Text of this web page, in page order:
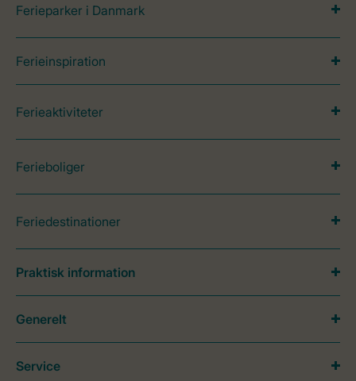
Ferieparker i Danmark
Ferieinspiration
Ferieaktiviteter
Ferieboliger
Feriedestinationer
Praktisk information
Generelt
Service